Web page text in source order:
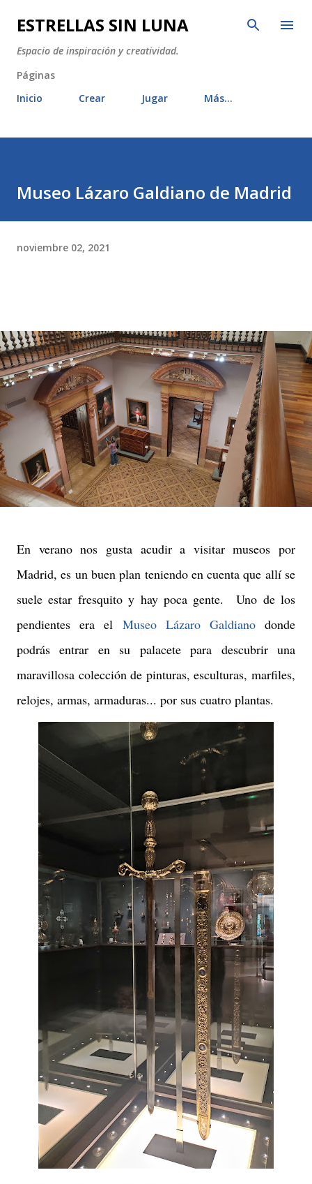
Ir al contenido principal
ESTRELLAS SIN LUNA
Espacio de inspiración y creatividad.
Páginas
Inicio
Crear Jugar Más…
Museo Lázaro Galdiano de Madrid
noviembre 02, 2021
En verano nos gusta acudir a visitar museos por
Madrid, es un buen plan teniendo en cuenta que allí se
suele estar fresquito y hay poca gente. Uno de los
pendientes era el Museo Lázaro Galdianodonde
podrás entrar en su palacete para descubrir una
maravillosa colección de pinturas, esculturas, marfiles,
relojes, armas, armaduras... por sus cuatro plantas.